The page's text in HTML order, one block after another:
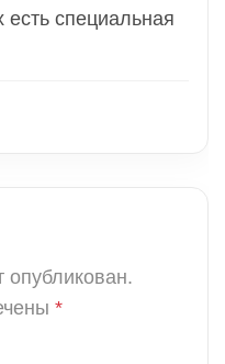
специальная
опубликован.
*